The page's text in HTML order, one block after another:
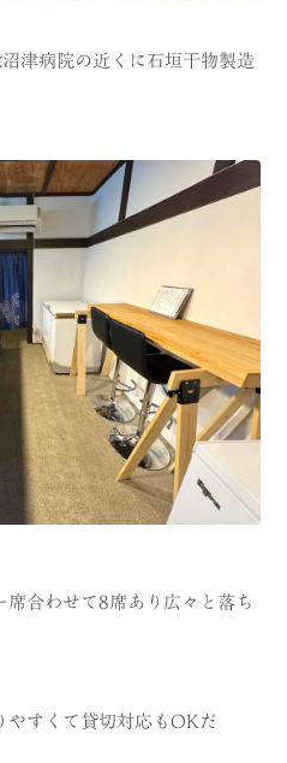
津病院の近くに石垣干物製造
席合わせて8席あり広々と落ち
やすくて貸切対応もOKだ